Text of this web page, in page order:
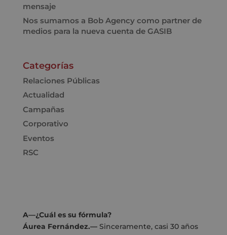
mensaje
Nos sumamos a Bob Agency como partner de
medios para la nueva cuenta de GASIB
Categorías
Relaciones Públicas
Actualidad
Campañas
Corporativo
Eventos
RSC
A—¿Cuál es su fórmula?
Áurea Fernández.—Sinceramente, casi 30 años